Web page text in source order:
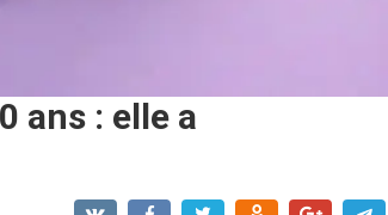
ans : elle a